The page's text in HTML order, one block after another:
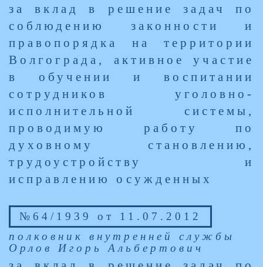
за вклад в решение задач по
соблюдению законности и
правопорядка на территории
Волгограда, активное участие
в обучении и воспитании
сотрудников уголовно-
исполнительной системы,
проводимую работу по
духовному становлению,
трудоустройству и
исправлению осужденных
№64/1939 от 11.07.2012
полковник внутренней службы
Орлов Игорь Альбертович